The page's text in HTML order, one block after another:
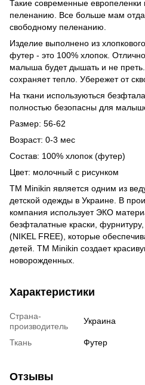
Такие современные
пеленанию. Все больше мам
свободному пеленанию.
Изделие выполнено из
футер - это 100% хлопок.
малыша будет дышать и не
сохраняет тепло. Убережет от
На ткани используються
полностью безопасны для
Размер: 56-62
Возраст: 0-3 мес
Состав: 100% хлопок (футер)
Цвет: молочный с рисунком
ТМ Minikin является одним из
детской одежды в Украине. В
компания использует ЭКО
безфталатные краски,
(NIKEL FREE), которые
детей. ТМ Minikin создает
новорожденных.
Характеристики
Страна-
производитель
Украина
Ткань Футер
Отзывы